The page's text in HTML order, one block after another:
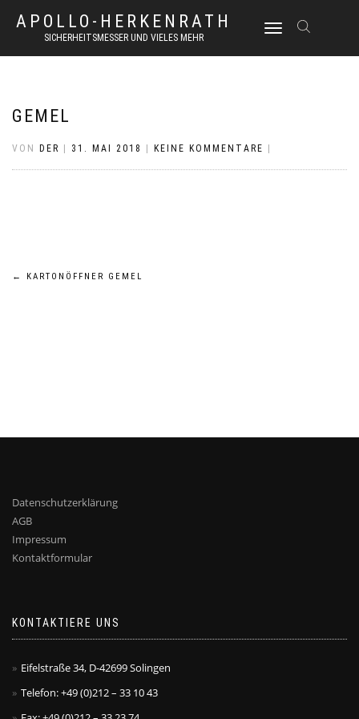
APOLLO-HERKENRATH
SICHERHEITSMESSER UND VIELES MEHR
NAVIGATION
GEMEL
VON DER 31. MAI 2018 KEINE KOMMENTARE
Beitrags-
← KARTONÖFFNER GEMEL
Datenschutzerklärung
AGB
Impressum
Kontaktformular
KONTAKTIERE UNS
Eifelstraße 34, D-42699 Solingen
Telefon: +49 (0)212 – 33 10 43